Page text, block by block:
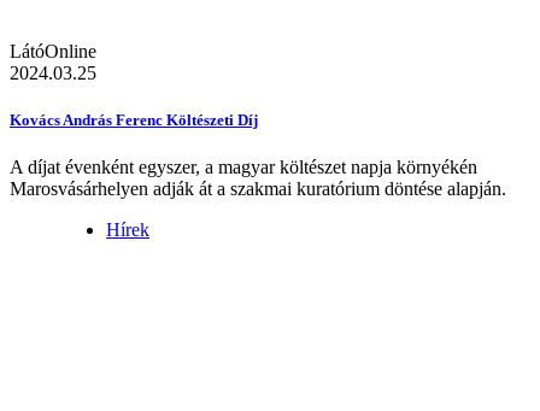
LátóOnline
2024.03.25
Kovács András Ferenc Költészeti Díj
A díjat évenként egyszer, a magyar költészet napja környékén
Marosvásárhelyen adják át a szakmai kuratórium döntése alapján.
Hírek